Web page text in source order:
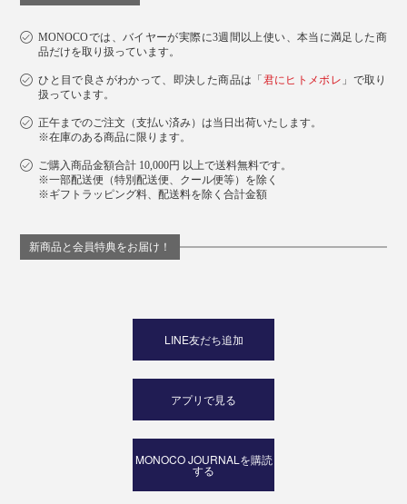
MONOCOでは、バイヤーが実際に3週間以上使い、本当に満足した商
品だけを取り扱っています。
ひと目で良さがわかって、即決した商品は「君にヒトメボレ 」で取り
扱っています。
正午までのご注文（支払い済み）は当日出荷いたします。
※在庫のある商品に限ります。
ご購入商品金額合計 10,000円 以上で送料無料です。
※一部配送便（特別配送便、クール便等）を除く
※ギフトラッピング料、配送料を除く合計金額
新商品と会員特典をお届け！
LINE友だち追加
アプリで見る
MONOCO JOURNALを購読
する